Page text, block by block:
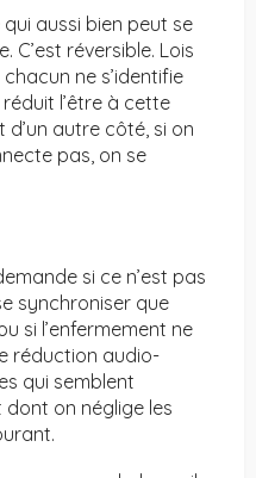
aussi bien peut se
C’est réversible. Lois
ne s’identifie
réduit l’être à cette
autre côté, si on
pas, on se
si ce n’est pas
synchroniser que
si l’enfermement ne
réduction audio-
qui semblent
dont on néglige les